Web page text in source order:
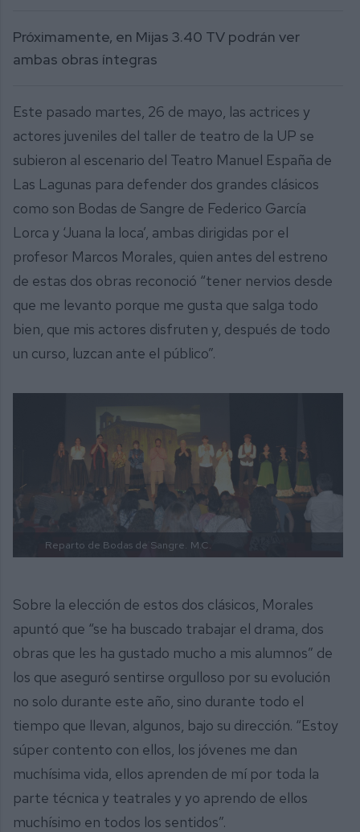
Próximamente, en Mijas 3.40 TV podrán ver
ambas obras íntegras
Este pasado martes, 26 de mayo, las actrices y
actores juveniles del taller de teatro de la UP se
subieron al escenario del Teatro Manuel España de
Las Lagunas para defender dos grandes clásicos
como son Bodas de Sangre de Federico García
Lorca y ‘Juana la loca’, ambas dirigidas por el
profesor Marcos Morales, quien antes del estreno
de estas dos obras reconoció “tener nervios desde
que me levanto porque me gusta que salga todo
bien, que mis actores disfruten y, después de todo
un curso, luzcan ante el público”.
Reparto de Bodas de Sangre. M.C.
Sobre la elección de estos dos clásicos, Morales
apuntó que “se ha buscado trabajar el drama, dos
obras que les ha gustado mucho a mis alumnos” de
los que aseguró sentirse orgulloso por su evolución
no solo durante este año, sino durante todo el
tiempo que llevan, algunos, bajo su dirección. “Estoy
súper contento con ellos, los jóvenes me dan
muchísima vida, ellos aprenden de mí por toda la
parte técnica y teatrales y yo aprendo de ellos
muchísimo en todos los sentidos”.